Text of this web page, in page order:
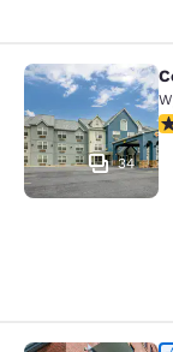
Comfort
34